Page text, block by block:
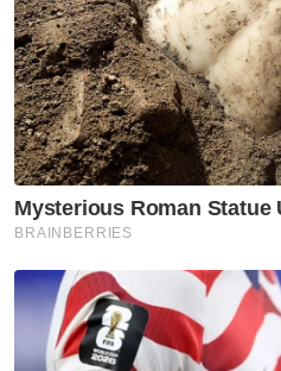
Kenyataan media Sultan
Sebelum ini, Yang di-
Billah Shah turut
khususnya ahli politik
agar negara tidak